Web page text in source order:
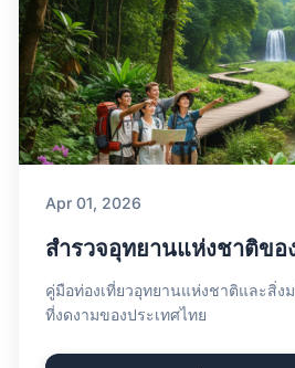
Apr 01, 2026
สำรวจอุทยานแห่งชาติขอ
คู่มือท่องเที่ยวอุทยานแห่งชาติและสิ่ง
ที่งดงามของประเทศไทย